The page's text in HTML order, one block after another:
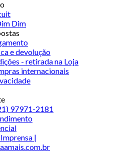
Dim
e devolução
- retirada na Loja
internacionais
97971-2181
|